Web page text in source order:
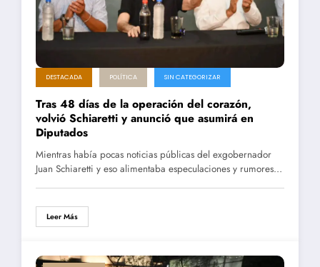
DESTACADA POLÍTICA SIN CATEGORIZAR
Tras 48 días de la operación del corazón,
volvió Schiaretti y anunció que asumirá en
Diputados
Mientras había pocas noticias públicas del exgobernador
Juan Schiaretti y eso alimentaba especulaciones y rumores…
Leer Más